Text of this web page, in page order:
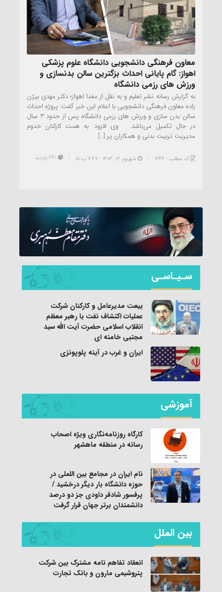
معاون فرهنگی دانشجویی دانشگاه علوم پزشکی
اهواز: گام پایانی احداث بزگترین سالن بدنسازی و
ورزش های رزمی دانشگاه
به گزارش رسانه نشر تعلیم و به نقل از مفدا اهواز؛ دکتر مهدی بیژن
زاده معاون فرهنگی دانشجویی با اعلام این خبر گفت: پروژه احداث
سالن بدن سازی و ورزش های رزمی دانشگاه پس از حدود ۳ سال
در حال تکمیل می‌باشد. وی افزود: به همت کارکنان خدوم
مدیریت تربیت بدنی و همکاران پر […]
کد مطلب : 1326 شهریور ۱۲, ۱۴۰۳ - 7:27 ب.ظ
سـیـاسـی
بیعت مدیرعامل و کارکنان شرکت
عملیات اکتشاف نفت با رهبر معظم
انقلاب اسلامی حضرت آیت الله سید
مجتبی خامنه ای
ایران و غرب در آینه پلوپونزی
آموزشی
کارگاه روزنامه‌نگاری ویژه اصحاب
رسانه در منطقه ماهشهر
نام ایران در مجامع بین اللملی در
حوزه دانشگاه بار دیگر درخشید /
پرفسور شادفر داودی جز دو درصد
دانشمندان برتر جهان قرار گرفت
بین الملل
انعقاد تفاهم نامه مشترک بین شرکت
پتروشیمی مارون و بانک تجارت